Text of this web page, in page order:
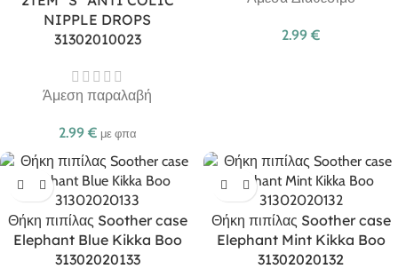
NIPPLE DROPS
31302010023
Άμεση παραλαβή
2.99 € με φπα
2.99 €
Θήκη πιπίλας Soother case
Elephant Blue Kikka Boo
31302020133
Θήκη πιπίλας Soother case
Elephant Mint Kikka Boo
31302020132